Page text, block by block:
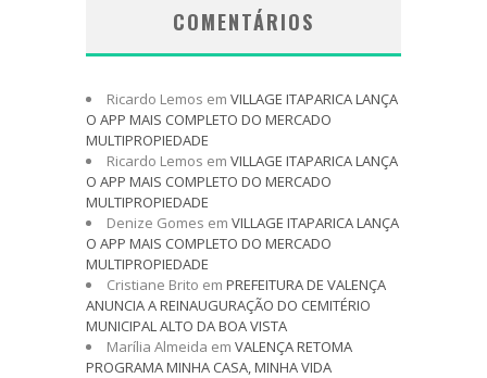
COMENTÁRIOS
Ricardo Lemos em VILLAGE ITAPARICA LANÇA
O APP MAIS COMPLETO DO MERCADO
MULTIPROPIEDADE
Ricardo Lemos em VILLAGE ITAPARICA LANÇA
O APP MAIS COMPLETO DO MERCADO
MULTIPROPIEDADE
Denize Gomes em VILLAGE ITAPARICA LANÇA
O APP MAIS COMPLETO DO MERCADO
MULTIPROPIEDADE
Cristiane Brito em PREFEITURA DE VALENÇA
ANUNCIA A REINAUGURAÇÃO DO CEMITÉRIO
MUNICIPAL ALTO DA BOA VISTA
Marília Almeida em VALENÇA RETOMA
PROGRAMA MINHA CASA, MINHA VIDA